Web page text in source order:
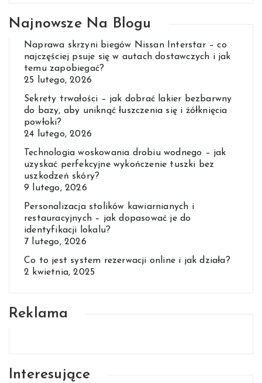
Najnowsze Na Blogu
Naprawa skrzyni biegów Nissan Interstar – co
najczęściej psuje się w autach dostawczych i jak
temu zapobiegać?
25 lutego, 2026
Sekrety trwałości – jak dobrać lakier bezbarwny
do bazy, aby uniknąć łuszczenia się i żółknięcia
powłoki?
24 lutego, 2026
Technologia woskowania drobiu wodnego – jak
uzyskać perfekcyjne wykończenie tuszki bez
uszkodzeń skóry?
9 lutego, 2026
Personalizacja stolików kawiarnianych i
restauracyjnych – jak dopasować je do
identyfikacji lokalu?
7 lutego, 2026
Co to jest system rezerwacji online i jak działa?
2 kwietnia, 2025
Reklama
Interesujące